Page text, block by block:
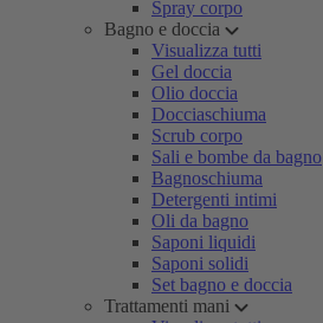
Spray corpo
Bagno e doccia
Visualizza tutti
Gel doccia
Olio doccia
Docciaschiuma
Scrub corpo
Sali e bombe da bagno
Bagnoschiuma
Detergenti intimi
Oli da bagno
Saponi liquidi
Saponi solidi
Set bagno e doccia
Trattamenti mani